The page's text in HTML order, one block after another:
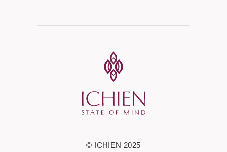
© ICHIEN 2025